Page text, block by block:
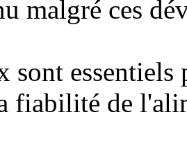
malgré ces
sont
fiabilité de